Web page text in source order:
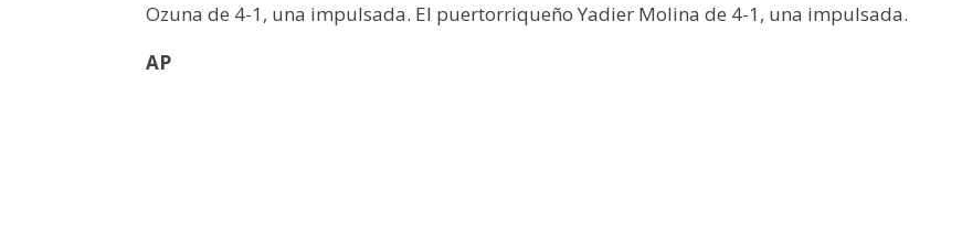
Ozuna de 4-1, una impulsada. El puertorriqueño Yadier Molina de 4-1, una impulsada.
AP